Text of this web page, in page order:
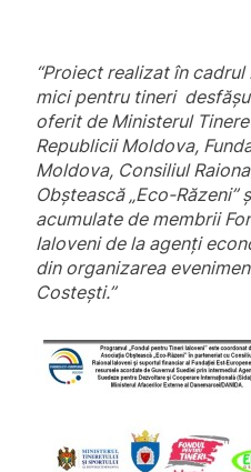
“Proiect realizat în
mici pentru tineri
oferit de Ministerul
Republicii Moldova,
Moldova, Consiliul
Obştească „Eco-Răzeni”
acumulate de membrii
Ialoveni de la agenţi
din organizarea
Costești.”